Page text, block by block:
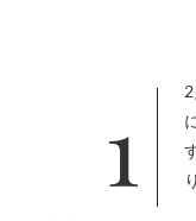
12月7日より順次下記の配信サイト